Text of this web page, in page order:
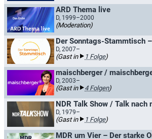
ARD Thema live
D, 1999–2000
(Moderation)
D, 2007–
(Gast in 1 Folge)
maischberger /
D, 2003–
(Gast in 4 Folgen)
NDR Talk Show / Talk nach
D, 1979–
(Gast in 1 Folge)
MDR um Vier – Der starke